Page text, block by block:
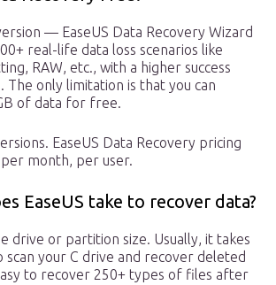
— EaseUS Data Recovery Wizard
real-life data loss scenarios like
RAW, etc., with a higher success
The only limitation is that you can
of data for free.
EaseUS Data Recovery pricing
month, per user.
EaseUS take to recover data?
drive or partition size. Usually, it takes
scan your C drive and recover deleted
to recover 250+ types of files after